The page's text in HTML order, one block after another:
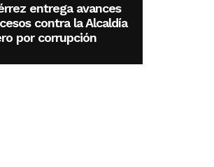
entrega avances
contra la Alcaldía
por corrupción